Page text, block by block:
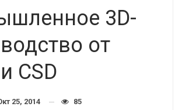
3D-
от
CSD
25, 2014 85